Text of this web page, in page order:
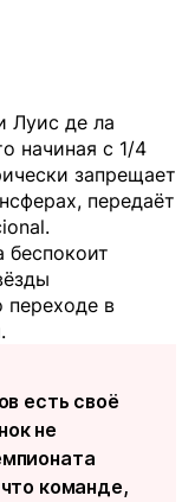
Луис де ла
начиная с 1/4
запрещает
передаёт
в
есть своё
не
команде,